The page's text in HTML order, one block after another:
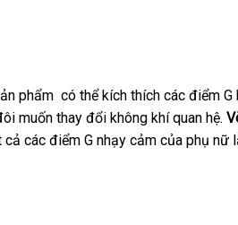
phẩm Trung
Quốc
có thể kích thích bảng
giá
các điểm G
muốn thay đổi không khí quan hệ.
cả to
các điểm G nhạy cảm bền
của phụ nữ